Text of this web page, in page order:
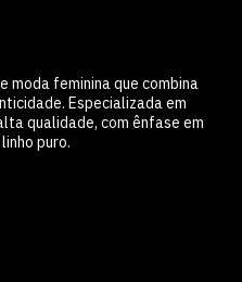
moda feminina que combina
Especializada em
qualidade, com ênfase em
puro.